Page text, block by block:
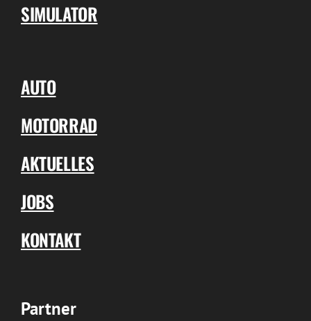
SIMULATOR
AUTO
MOTORRAD
AKTUELLES
JOBS
KONTAKT
Partner